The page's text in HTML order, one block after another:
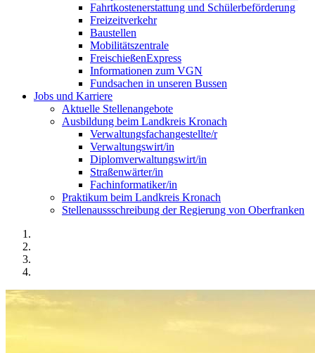
Fahrtkostenerstattung und Schülerbeförderung
Freizeitverkehr
Baustellen
Mobilitätszentrale
FreischießenExpress
Informationen zum VGN
Fundsachen in unseren Bussen
Jobs und Karriere
Aktuelle Stellenangebote
Ausbildung beim Landkreis Kronach
Verwaltungsfachangestellte/r
Verwaltungswirt/in
Diplomverwaltungswirt/in
Straßenwärter/in
Fachinformatiker/in
Praktikum beim Landkreis Kronach
Stellenaussschreibung der Regierung von Oberfranken